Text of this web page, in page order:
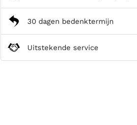
30 dagen bedenktermijn
Uitstekende service